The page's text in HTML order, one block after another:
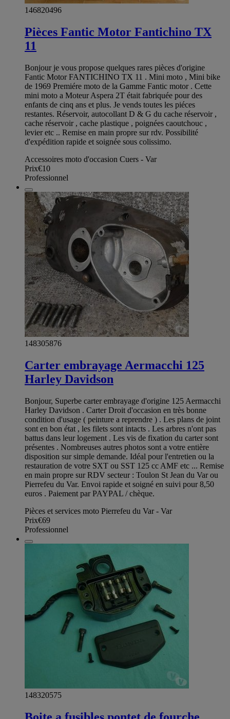
146820496
Pièces Fantic Motor Fantichino TX
11
Bonjour je vous propose quelques rares pièces d'origine
Fantic Motor FANTICHINO TX 11 . Mini moto , Mini bike
de 1969 Premiére moto de la Gamme Fantic motor . Cette
mini moto a Moteur Aspera 2T était fabriquée pour des
enfants de cinq ans et plus. Je vends toutes les piéces
restantes. Réservoir, autocollant D & G du cache réservoir ,
cache réservoir , cache plastique , poignées caoutchouc ,
levier etc .. Remise en main propre sur rdv. Possibilité
d'expédition rapide et soignée sous colissimo.
Accessoires moto d'occasion Cuers - Var
Prix€10
Professionnel
148305876
Carter embrayage Aermacchi 125
Harley Davidson
Bonjour, Superbe carter embrayage d'origine 125 Aermacchi
Harley Davidson . Carter Droit d'occasion en très bonne
condition d'usage ( peinture a reprendre ) . Les plans de joint
sont en bon état , les filets sont intacts . Les arbres n'ont pas
battus dans leur logement . Les vis de fixation du carter sont
présentes . Nombreuses autres photos sont a votre entière
disposition sur simple demande. Idéal pour l'entretien ou la
restauration de votre SXT ou SST 125 cc AMF etc ... Remise
en main propre sur RDV secteur : Toulon St Jean du Var ou
Pierrefeu du Var. Envoi rapide et soigné en suivi pour 8,50
euros . Paiement par PAYPAL / chèque.
Pièces et services moto Pierrefeu du Var - Var
Prix€69
Professionnel
148320575